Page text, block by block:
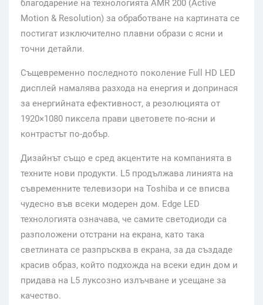
благодарение на технологията AMR 200 (Active
Motion & Resolution) за обработване на картината се
постигат изключително плавни образи с ясни и
точни детайли.
Същевременно последното поколение Full HD LED
дисплей намалява разхода на енергия и допринася
за енергийната ефективност, а резолюцията от
1920×1080 пиксела прави цветовете по-ясни и
контрастът по-добър.
Дизайнът също е сред акцентите на компанията в
техните нови продукти. L5 продължава линията на
съвременните телевизори на Toshiba и се вписва
чудесно във всеки модерен дом. Edge LED
технологията означава, че самите светодиоди са
разположени отстрани на екрана, като така
светлината се разпръсква в екрана, за да създаде
красив образ, който подхожда на всеки един дом и
придава на L5 луксозно излъчване и усещане за
качество.